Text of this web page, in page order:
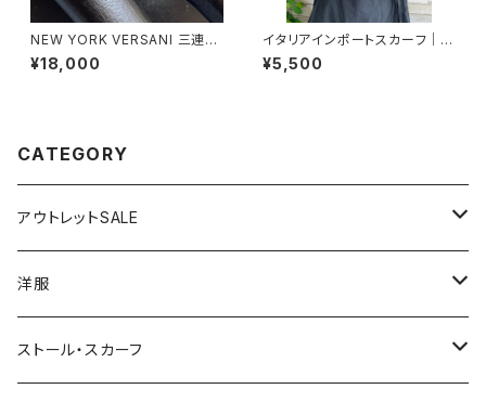
NEW YORK VERSANI 三連シ
ルバーリング【19～24号】ポリゴ
ンデザイン ベルサーニ｜シルバ
¥18,000
イタリアインポートスカーフ｜小
さめツヤスカーフ・SILK風 バッ
グスカーフ/ブルーストライプ・チ
¥5,500
CATEGORY
アウトレットSALE
1000円
2000円
洋服
インポートワンピース
ストール・スカーフ